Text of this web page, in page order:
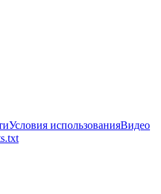
Условия использованияВидео